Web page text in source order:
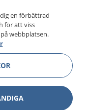
och vård
information om
du kan kontakta.
göra dina
1177 för
en förbättrad
för att viss
webbplatsen.